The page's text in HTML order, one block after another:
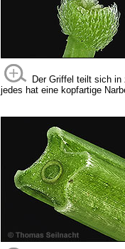
Der Griffel teilt sich in
jedes hat eine kopfartige